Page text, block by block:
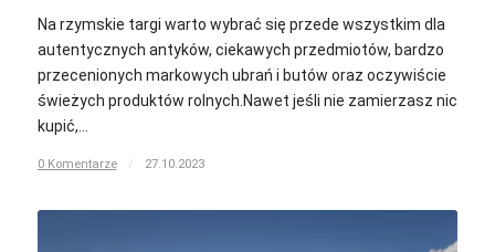
Na rzymskie targi warto wybrać się przede wszystkim dla
autentycznych antyków, ciekawych przedmiotów, bardzo
przecenionych markowych ubrań i butów oraz oczywiście
świeżych produktów rolnych.Nawet jeśli nie zamierzasz nic
kupić,…
0 Komentarze / 27.10.2023